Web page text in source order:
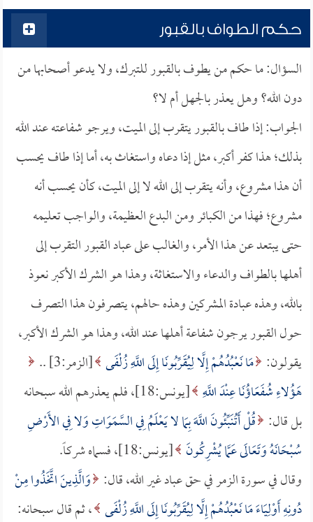
حكم الطواف بالقبور
السؤال: ما حكم من يطوف بالقبور للتبرك، ولا يدعو أصحابها من
دون الله؟ وهل يعذر بالجهل أم لا؟
الجواب: إذا طاف بالقبور يتقرب إلى الميت، ويرجو شفاعته عند الله
بذلك؛ هذا كفر أكبر، مثل إذا دعاه واستغاث به، أما إذا طاف يحسب
أن هذا مشروع، وأنه يتقرب إلى الله لا إلى الميت، كأن يحسب أنه
مشروع؛ فهذا من الكبائر ومن البدع العظيمة، والواجب تعليمه
حتى يبتعد عن هذا الأمر، والغالب على عباد القبور التقرب إلى
أهلها بالطواف والدعاء والاستغاثة، وهذا هو الشرك الأكبر نعوذ
بالله، وهذه عبادة المشركين وهذه حالهم، يتصرفون هذا التصرف
حول القبور يرجون شفاعة أهلها عند الله، وهذا هو الشرك الأكبر،
يقولون: مَا نَعْبُدُهُمْ إِلَّا لِيُقَرِّبُونَا إِلَى اللَّهِ زُلْفَى [الزمر:3] ..
هَؤُلاءِ شُفَعَاؤُنَا عِنْدَ اللَّهِ
[يونس:18]، فلم يعذرهم الله سبحانه
بل قال: قُلْ أَتُنَبِّئُونَ اللَّهَ بِمَا لا يَعْلَمُ فِي السَّمَوَاتِ وَلا فِي الأَرْضِ
سُبْحَانَهُ وَتَعَالَى عَمَّا يُشْرِكُونَ [يونس:18]، فسماه شركاً.
وقال في سورة الزمر في حق عباد غير الله، قال: وَالَّذِينَ اتَّخَذُوا مِنْ
دُونِهِ أَوْلِيَاءَ مَا نَعْبُدُهُمْ إِلَّا لِيُقَرِّبُونَا إِلَى اللَّهِ زُلْفَى ، ثم قال سبحانه: